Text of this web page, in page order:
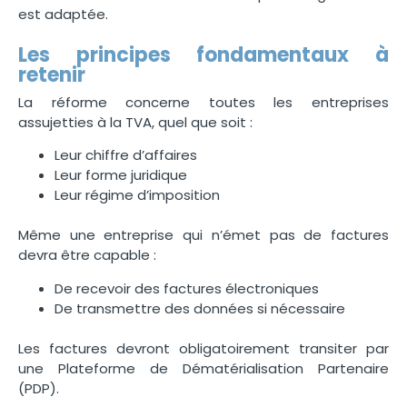
est adaptée.
Les principes fondamentaux à
retenir
La réforme concerne toutes les entreprises
assujetties à la TVA, quel que soit :
Leur chiffre d’affaires
Leur forme juridique
Leur régime d’imposition
Même une entreprise qui n’émet pas de factures
devra être capable :
De recevoir des factures électroniques
De transmettre des données si nécessaire
Les factures devront obligatoirement transiter par
une Plateforme de Dématérialisation Partenaire
(PDP).